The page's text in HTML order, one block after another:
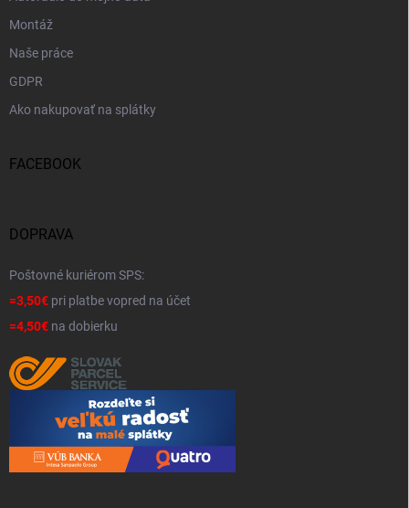
Montáž
Naše práce
GDPR
Ako nakupovať na splátky
FACEBOOK
DOPRAVA
Poštovné kuriérom SPS:
=3,50€ pri platbe vopred na účet
=4,50€ na dobierku